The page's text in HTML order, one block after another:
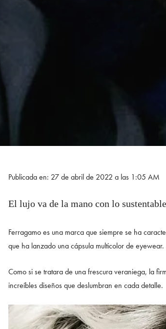
Publicada en: 27 de abril de 2022 a las 1:05 AM
El lujo va de la mano con lo sustentable
Ferragamo es una marca que siempre se ha
que ha lanzado una cápsula multicolor de eyewear.
Como si se tratara de una frescura veraniega, la
increíbles diseños que deslumbran en cada detalle.